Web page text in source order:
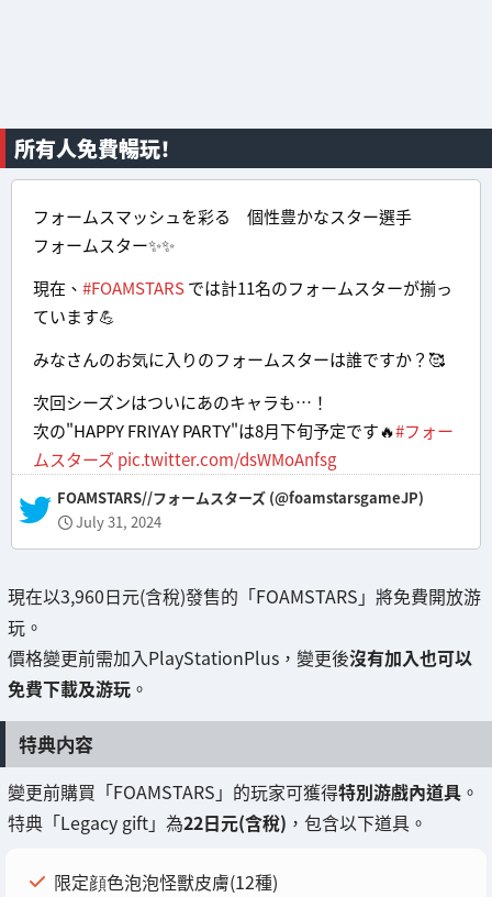
所有人免費暢玩！
フォームスマッシュを彩る 個性豊かなスター選手
フォームスター✨✨
現在、 #FOAMSTARSでは計11名のフォームスターが揃っ
ています💪
みなさんのお気に入りのフォームスターは誰ですか？🥰
次回シーズンはついにあのキャラも…！
次の"HAPPY FRIYAY PARTY"は8月下旬予定です🔥#フォー
ムスターズ pic.twitter.com/dsWMoAnfsg
— FOAMSTARS//フォームスターズ (@foamstarsgameJP)
July 31, 2024
現在以3,960日元(含稅)發售的「FOAMSTARS」將免費開放游
玩。
價格變更前需加入PlayStationPlus，變更後沒有加入也可以
免費下載及游玩 。
特典内容
變更前購買「FOAMSTARS」的玩家可獲得特別游戲內道具 。
特典「Legacy gift」為22日元(含稅) ，包含以下道具。
限定顔色泡泡怪獸皮膚(12種)